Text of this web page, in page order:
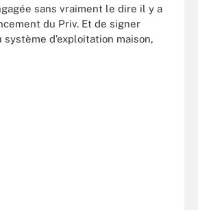
sans vraiment le dire il y a
du Priv. Et de signer
système d’exploitation maison,